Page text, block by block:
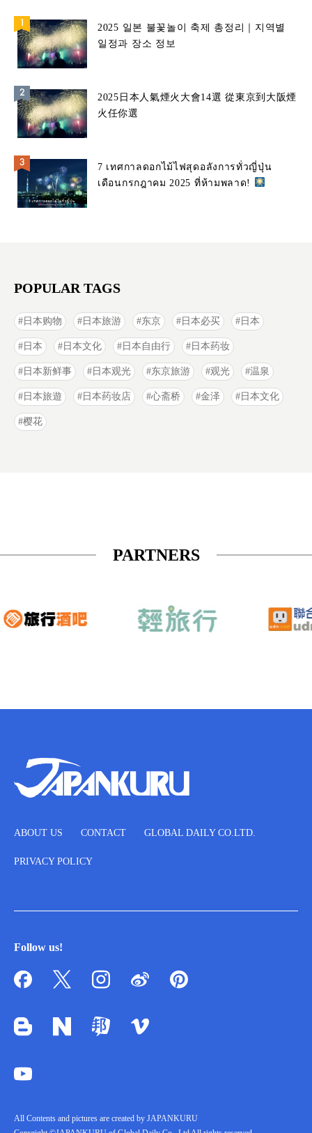
2025 일본 불꽃놀이 축제 총정리｜지역별
일정과 장소 정보
2025日本人氣煙火大會14選 從東京到大阪煙
火任你選
7 เทศกาลดอกไม้ไฟสุดอลังการทั่วญี่ปุ่น
เดือนกรกฎาคม 2025 ที่ห้ามพลาด!
POPULAR TAGS
日本购物 日本旅游 东京 日本必买 日本
日本 日本文化 日本自由行 日本药妆
日本新鲜事 日本观光 东京旅游 观光 温泉
日本旅遊 日本药妆店 心斋桥 金泽 日本文化
樱花
PARTNERS
ABOUT US CONTACT GLOBAL DAILY CO.LTD.
PRIVACY POLICY
Follow us!
All Contents and pictures are created by JAPANKURU